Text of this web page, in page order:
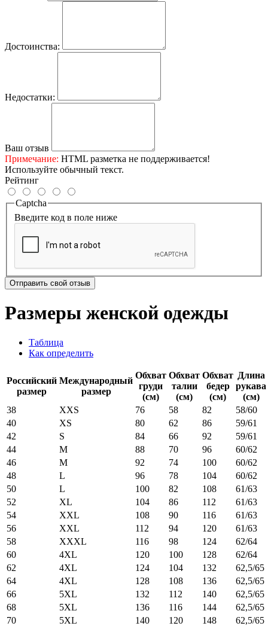
Достоинства:
Недостатки:
Ваш отзыв
Примечание: HTML разметка не поддерживается!
Используйте обычный текст.
Рейтинг
Captcha
Введите код в поле ниже
Отправить свой отзыв
Размеры женской одежды
Таблица
Как определить
Российский
размер
Международный
размер
Обхват
груди
(см)
Обхват
талии
(см)
Обхват
бедер
(см)
Длина
рукава
(см)
38
XXS 76 58 82
58/60
40
XS 80 62 86
59/61
42
S 84 66 92
59/61
44
M 88 70 96
60/62
46
M 92 74 100
60/62
48
L 96 78 104
60/62
50
L 100 82 108
61/63
52
XL 104 86 112
61/63
54
XXL 108 90 116
61/63
56
XXL 112 94 120
61/63
58
XXXL 116 98 124
62/64
60
4XL 120 100 128
62/64
62
4XL 124 104 132
62,5/65
64
4XL 128 108 136
62,5/65
66
5XL 132 112 140
62,5/65
68
5XL 136 116 144
62,5/65
70
5XL 140 120 148 62,5/65